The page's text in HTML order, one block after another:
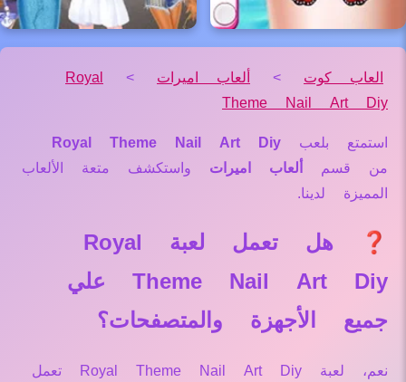
العاب كوت > ألعاب اميرات >
Royal
Theme Nail Art Diy
استمتع بلعب Royal Theme Nail Art Diy
من قسم
ألعاب اميرات واستكشف متعة الألعاب
المميزة لدينا.
❓ هل تعمل لعبة Royal
Theme Nail Art Diy علي
جميع الأجهزة والمتصفحات؟
نعم، لعبة Royal Theme Nail Art Diy تعمل